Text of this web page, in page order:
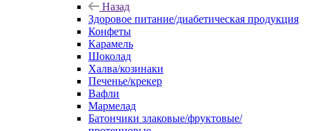
Назад
Здоровое питание/диабетическая продукция
Конфеты
Карамель
Шоколад
Халва/козинаки
Печенье/крекер
Вафли
Мармелад
Батончики злаковые/фруктовые/